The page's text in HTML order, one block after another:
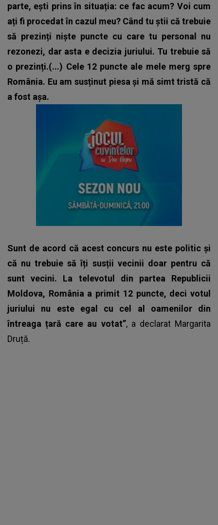
parte, ești prins în situația: ce fac acum? Voi cum
ați fi procedat în cazul meu? Când tu știi că trebuie
să prezinți niște puncte cu care tu personal nu
rezonezi, dar asta e decizia juriului. Tu trebuie să
o prezinți.(...) Cele 12 puncte ale mele merg spre
România. Eu am susținut piesa și mă simt tristă că
a fost așa.
Sunt de acord că acest concurs nu este politic și
că nu trebuie să îți susții vecinii doar pentru că
sunt vecini. La televotul din partea Republicii
Moldova, România a primit 12 puncte, deci votul
juriului nu este egal cu cel al oamenilor din
întreaga țară care au votat”, a declarat Margarita
Druță.